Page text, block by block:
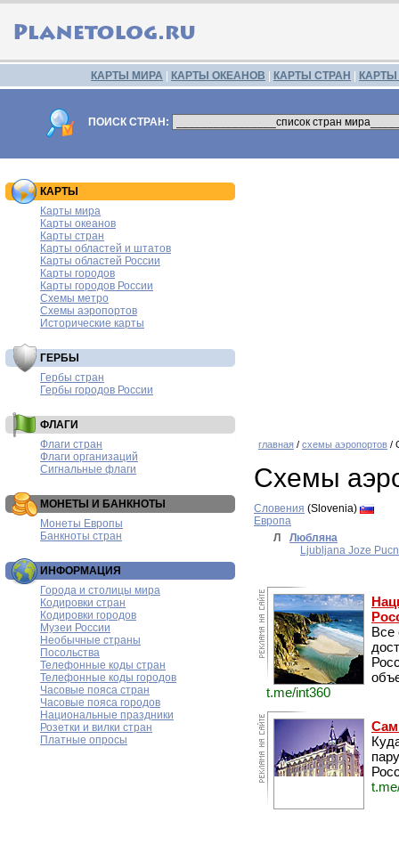
КАРТЫ МИРА КАРТЫ ОКЕАНОВ КАРТЫ СТРАН
ПОИСК СТРАН:
КАРТЫ
Карты мира
Карты океанов
Карты стран
Карты областей и штатов
Карты областей России
Карты городов
Карты городов России
Схемы метро
Схемы аэропортов
Исторические карты
ГЕРБЫ
Гербы стран
Гербы городов России
ФЛАГИ
Флаги стран
Флаги организаций
Сигнальные флаги
МОНЕТЫ И БАНКНОТЫ
Монеты Европы
Банкноты стран
ИНФОРМАЦИЯ
Города и столицы мира
Кодировки стран
Кодировки городов
Музеи России
Необычные страны
Посольства
Телефонные коды стран
Телефонные коды городов
Часовые пояса стран
Часовые пояса городов
Национальные праздники
Розетки и вилки стран
Платные опросы
главная / схемы аэропортов /
Схемы
Словения (Slovenia)
Европа
Л
Любляна
Ljubljana Joze
Все
t.me/int360